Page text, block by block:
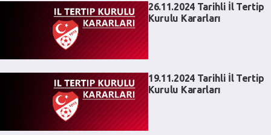
26.11.2024 Tarihli İl Tertip
Kurulu Kararları
19.11.2024 Tarihli İl Tertip
Kurulu Kararları